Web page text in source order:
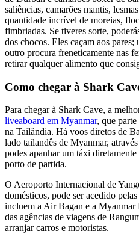
saliências, camarões mantis,
quantidade incrível de moreias,
fimbriadas. Se tiveres sorte,
dos chocos. Eles caçam aos
outro procura freneticamente nas
retirar qualquer alimento que
Como chegar à Shark
Para chegar à Shark Cave, a
liveaboard em Myanmar, que
na Tailândia. Há voos diretos de
lado tailandês de Myanmar,
podes apanhar um táxi
porto de partida.
O Aeroporto Internacional de
domésticos, pode ser acedido
incluem a Air Bagan e a
das agências de viagens de
arranjar carros e motoristas.